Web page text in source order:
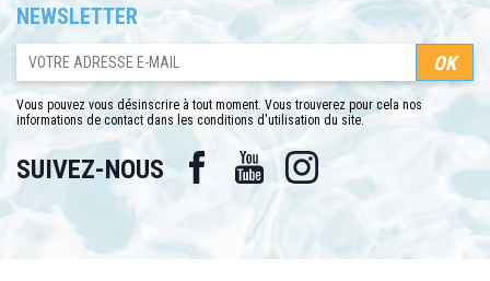
NEWSLETTER
Vous pouvez vous désinscrire à tout moment. Vous trouverez pour cela nos
informations de contact dans les conditions d'utilisation du site.
SUIVEZ-NOUS Facebook YouTube Instagram